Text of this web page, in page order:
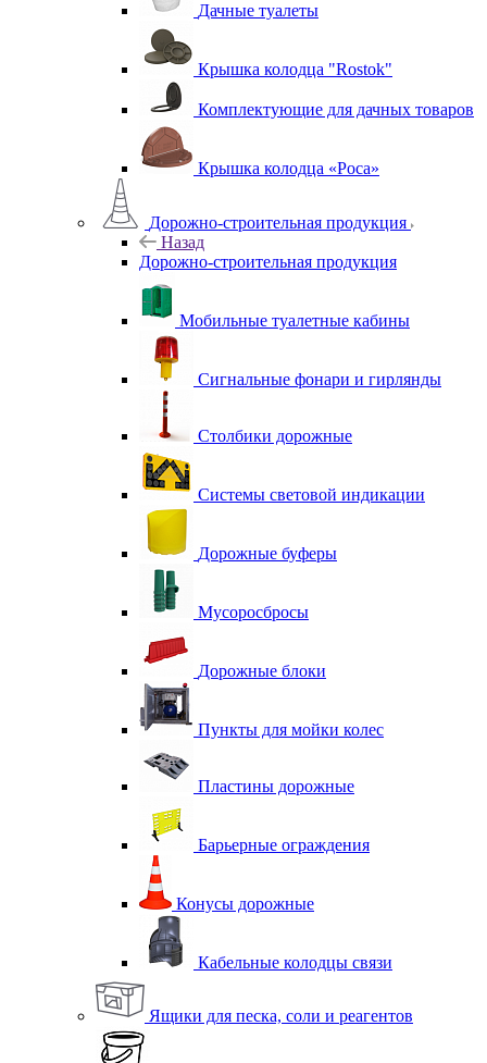
Дачные туалеты
Крышка колодца "Rostok"
Комплектующие для дачных товаров
Крышка колодца «Роса»
Дорожно-строительная продукция
Назад
Дорожно-строительная продукция
Мобильные туалетные кабины
Сигнальные фонари и гирлянды
Столбики дорожные
Системы световой индикации
Дорожные буферы
Мусоросбросы
Дорожные блоки
Пункты для мойки колес
Пластины дорожные
Барьерные ограждения
Конусы дорожные
Кабельные колодцы связи
Ящики для песка, соли и реагентов